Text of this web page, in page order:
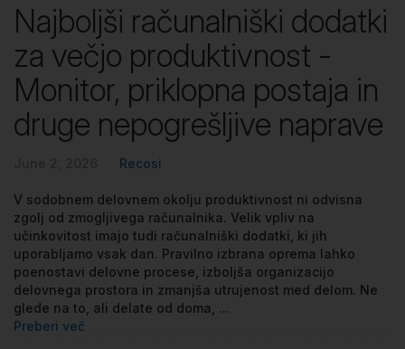
Najboljši računalniški dodatki
za večjo produktivnost -
Monitor, priklopna postaja in
druge nepogrešljive naprave
Recosi
V sodobnem delovnem okolju produktivnost ni odvisna
zgolj od zmogljivega računalnika. Velik vpliv na
učinkovitost imajo tudi računalniški dodatki, ki jih
uporabljamo vsak dan. Pravilno izbrana oprema lahko
poenostavi delovne procese, izboljša organizacijo
delovnega prostora in zmanjša utrujenost med delom. Ne
glede na to, ali delate od doma, ...
Preberi več